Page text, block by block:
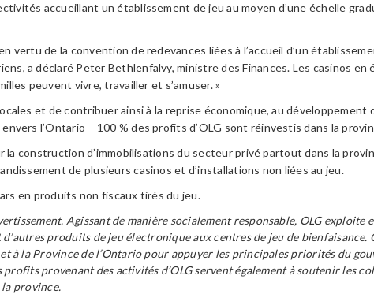
accueillant un établissement de jeu au moyen d’une échelle
de la convention de redevances liées à l’accueil d’un
a déclaré Peter Bethlenfalvy, ministre des Finances. Les casinos
peuvent vivre, travailler et s’amuser. »
et de contribuer ainsi à la reprise économique, au développement
l’Ontario – 100 % des profits d’OLG sont réinvestis dans la
construction d’immobilisations du secteur privé partout dans la
de plusieurs casinos et d’installations non liées au jeu.
en produits non fiscaux tirés du jeu.
Agissant de manière socialement responsable, OLG exploite
produits de jeu électronique aux centres de jeu de bienfaisance.
la Province de l’Ontario pour appuyer les principales priorités du
provenant des activités d’OLG servent également à soutenir les
province.